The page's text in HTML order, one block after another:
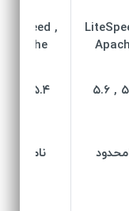
,
Apache
۵.۴ , ۵.۶
نامحدود